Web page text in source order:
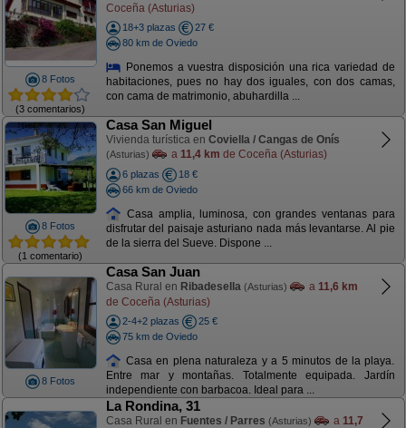
8 Fotos
(3 comentarios)
Coceña (Asturias)
18+3 plazas
27 €
80 km de Oviedo
Ponemos a vuestra disposición una rica variedad de
habitaciones, pues no hay dos iguales, con dos camas,
con cama de matrimonio, abuhardilla ...
8 Fotos
(1 comentario)
Casa San Miguel
Vivienda turística en Coviella / Cangas de Onís
(Asturias) a 11,4 km de Coceña (Asturias)
6 plazas
18 €
66 km de Oviedo
Casa amplia, luminosa, con grandes ventanas para
disfrutar del paisaje asturiano nada más levantarse. Al pie
de la sierra del Sueve. Dispone ...
8 Fotos
Casa San Juan
Casa Rural en Ribadesella (Asturias) a 11,6 km
de Coceña (Asturias)
2-4+2 plazas
25 €
75 km de Oviedo
Casa en plena naturaleza y a 5 minutos de la playa.
Entre mar y montañas. Totalmente equipada. Jardín
independiente con barbacoa. Ideal para ...
La Rondina, 31
Casa Rural en Fuentes / Parres (Asturias) a 11,7